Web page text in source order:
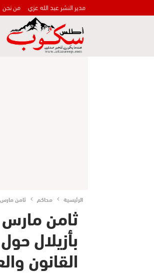
مدير النشر عبد الله عزي من نحن
الرئيسية محاكم ثامن مارس
ثامن مارس
بأزيلال
القانون